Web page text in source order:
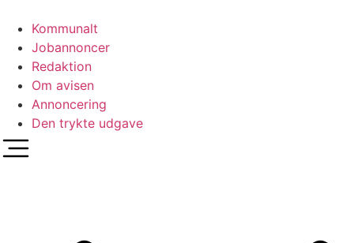
indhold
Kommunalt
Jobannoncer
Redaktion
Om avisen
Annoncering
Den trykte udgave